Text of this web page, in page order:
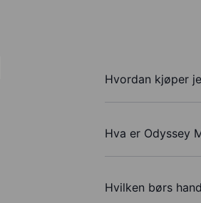
Hvordan kjøper
Hva er Odyssey
Hvilken børs